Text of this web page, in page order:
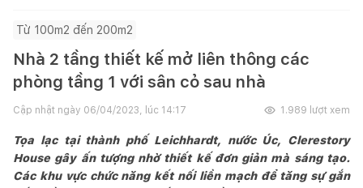
Từ 100m2 đến 200m2
Nhà 2 tầng thiết kế mở liên thông các
phòng tầng 1 với sân cỏ sau nhà
Cập nhật ngày 06/04/2023, lúc 14:17 1.989 lượt xem
Tọa lạc tại thành phố Leichhardt, nước Úc, Clerestory
House gây ấn tượng nhờ thiết kế đơn giản mà sáng tạo.
Các khu vực chức năng kết nối liền mạch để tăng sự gắn